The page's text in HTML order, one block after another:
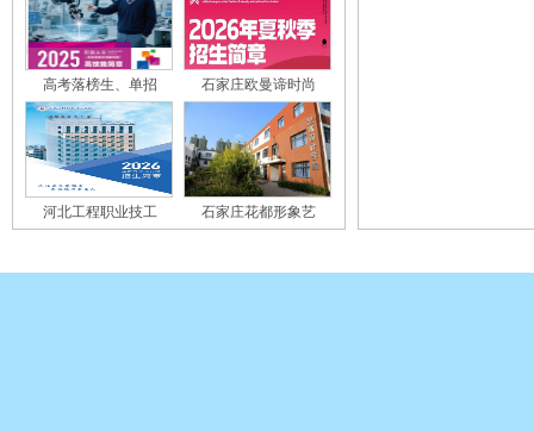
高考落榜生、单招 石家庄欧曼谛时尚
河北工程职业技工 石家庄花都形象艺